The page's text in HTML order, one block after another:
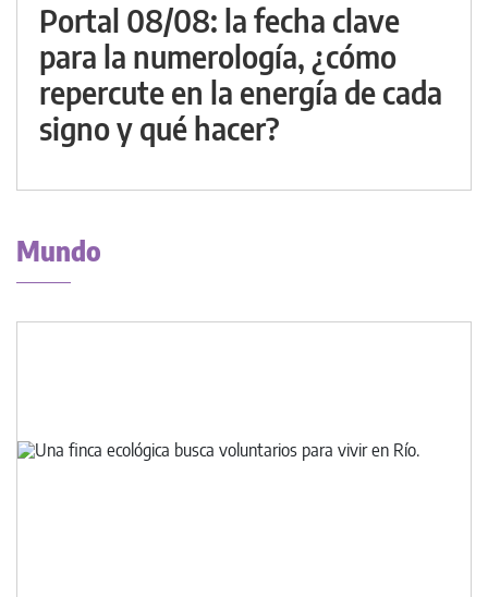
Portal 08/08: la fecha clave
para la numerología, ¿cómo
repercute en la energía de cada
signo y qué hacer?
Mundo